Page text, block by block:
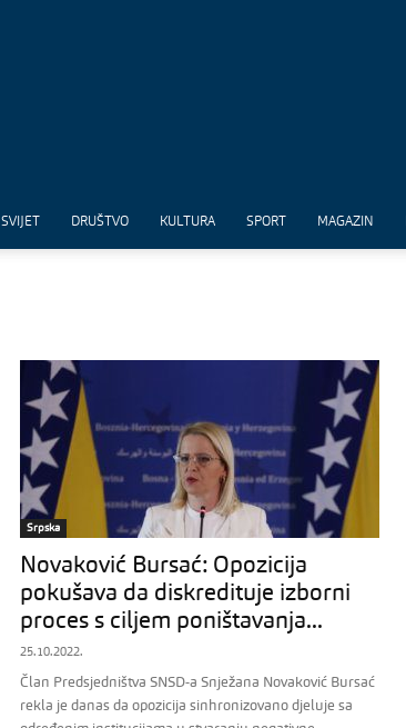
SVIJET DRUŠTVO KULTURA SPORT MAGAZIN
Srpska
Novaković Bursać: Opozicija
pokušava da diskredituje izborni
proces s ciljem poništavanja...
25.10.2022.
Član Predsjedništva SNSD-a Snježana Novaković Bursać
rekla je danas da opozicija sinhronizovano djeluje sa